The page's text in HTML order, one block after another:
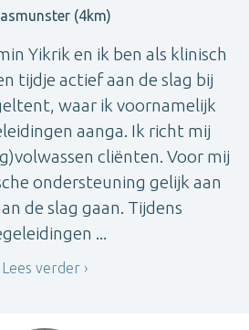
(4km)
Yikrik en ik ben als klinisch
tijdje actief aan de slag bij
waar ik voornamelijk
aanga. Ik richt mij
cliënten. Voor mij
ondersteuning gelijk aan
de slag gaan. Tijdens
...
Lees verder